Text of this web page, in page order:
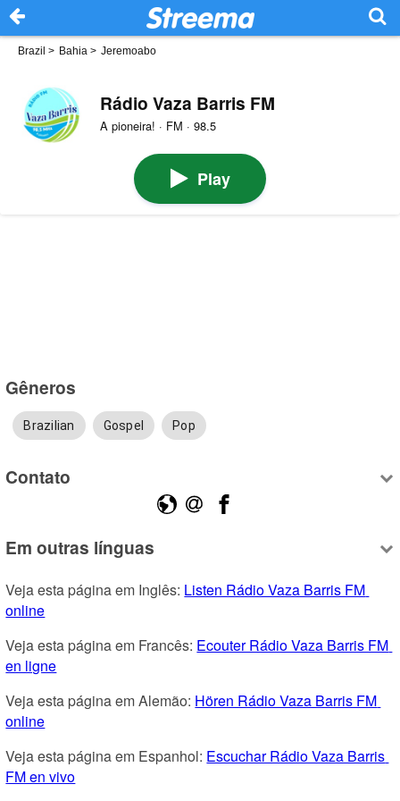
Brazil > Bahia > Jeremoabo
Rádio Vaza Barris FM
A pioneira! · FM · 98.5
Play
Gêneros
Brazilian Gospel Pop
Contato
Em outras línguas
Veja esta página em Inglês: Listen Rádio Vaza Barris FM
online
Veja esta página em Francês: Ecouter Rádio Vaza Barris FM
en ligne
Veja esta página em Alemão: Hören Rádio Vaza Barris FM
online
Veja esta página em Espanhol: Escuchar Rádio Vaza Barris
FM en vivo